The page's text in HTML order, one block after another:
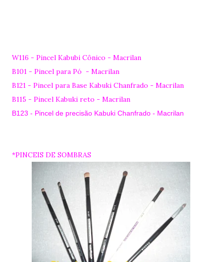
W116 - Pincel Kabubi Cônico - Macrilan
B101 - Pincel para Pó - Macrilan
B121 - Pincel para Base Kabuki Chanfrado - Macrilan
B115 - Pincel Kabuki reto - Macrilan
B123 - Pincel de precisão Kabuki Chanfrado - Macrilan
*PINCEIS DE SOMBRAS